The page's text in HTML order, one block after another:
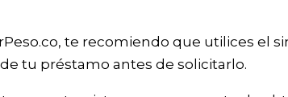
te recomiendo que utilices el
tu préstamo antes de solicitarlo.